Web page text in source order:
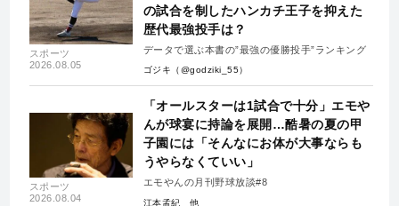
スポーツ
2026.08.05
の試合を制したハンカチ王子を抑えた
歴代最強投手は？
データで選ぶ本書の”最強の優勝投手”ランキング
ゴジキ（@godziki_55）
スポーツ
2026.08.04
「オールスターは1試合で十分」エモや
んが球宴に持論を展開…酷暑の夏の甲
子園には「そんなにお体が大事ならも
うやらなくていい」
エモやんの月刊野球放談#8
江本孟紀